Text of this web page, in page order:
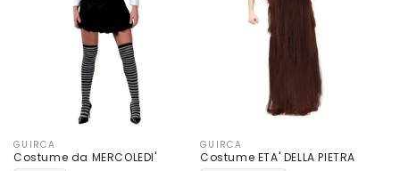
Produttore:
GUIRCA
Costume da MERCOLEDI' Produttore:
GUIRCA
Costume ETA' DELLA PIETRA